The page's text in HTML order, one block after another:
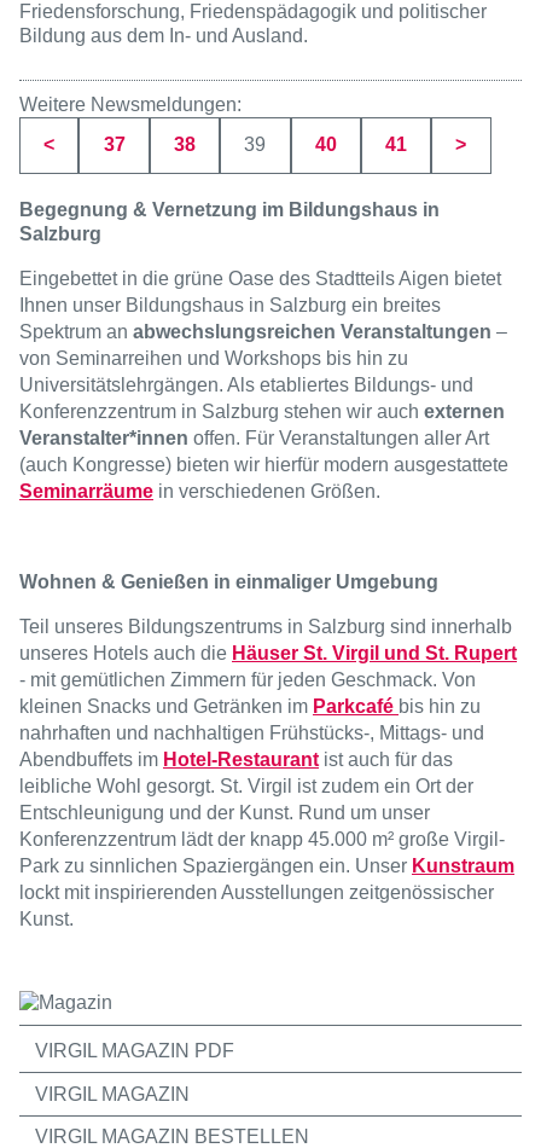
Friedensforschung, Friedenspädagogik und politischer
Bildung aus dem In- und Ausland.
Weitere Newsmeldungen:
<
Seite
37 Seite
38 Seite
39 Seite
40 Seite
41 >
Begegnung & Vernetzung im Bildungshaus in
Salzburg
Eingebettet in die grüne Oase des Stadtteils Aigen bietet
Ihnen unser Bildungshaus in Salzburg ein breites
Spektrum an abwechslungsreichen Veranstaltungen –
von Seminarreihen und Workshops bis hin zu
Universitätslehrgängen. Als etabliertes Bildungs- und
Konferenzzentrum in Salzburg stehen wir auch externen
Veranstalter*innen offen. Für Veranstaltungen aller Art
(auch Kongresse) bieten wir hierfür modern ausgestattete
Seminarräume in verschiedenen Größen.
Wohnen & Genießen in einmaliger Umgebung
Teil unseres Bildungszentrums in Salzburg sind innerhalb
unseres Hotels auch die Häuser St. Virgil und St. Rupert
- mit gemütlichen Zimmern für jeden Geschmack. Von
kleinen Snacks und Getränken im Parkcafé bis hin zu
nahrhaften und nachhaltigen Frühstücks-, Mittags- und
Abendbuffets im Hotel-Restaurant ist auch für das
leibliche Wohl gesorgt. St. Virgil ist zudem ein Ort der
Entschleunigung und der Kunst. Rund um unser
Konferenzzentrum lädt der knapp 45.000 m² große Virgil-
Park zu sinnlichen Spaziergängen ein. Unser Kunstraum
lockt mit inspirierenden Ausstellungen zeitgenössischer
Kunst.
VIRGIL MAGAZIN PDF
VIRGIL MAGAZIN
VIRGIL MAGAZIN BESTELLEN